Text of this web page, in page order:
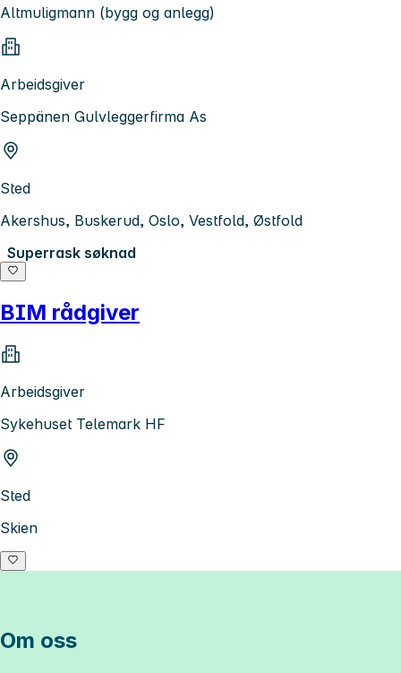
Altmuligmann (bygg og anlegg)
Arbeidsgiver
Seppänen Gulvleggerfirma As
Sted
Akershus, Buskerud, Oslo, Vestfold, Østfold
Superrask søknad
BIM rådgiver
Arbeidsgiver
Sykehuset Telemark HF
Sted
Skien
Om oss